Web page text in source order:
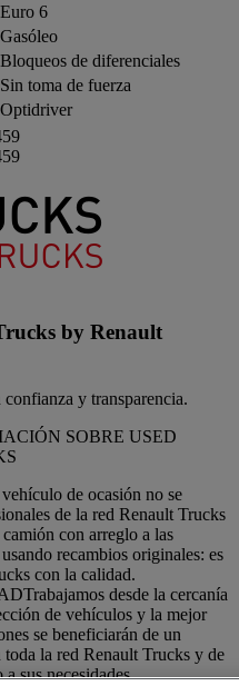
Euro 6
Gasóleo
Bloqueos de diferenciales
Sin toma de fuerza
Optidriver
by Renault
y transparencia.
SOBRE USED
de ocasión no se
de la red Renault Trucks
con arreglo a las
recambios originales: es
con la calidad.
desde la cercanía
de vehículos y la mejor
se beneficiarán de un
la red Renault Trucks y de
sus necesidades.